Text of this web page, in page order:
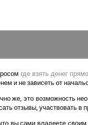
где взять денег
и не зависеть от
же, это возможность
отзывы, участвовать в
вы сами владеете